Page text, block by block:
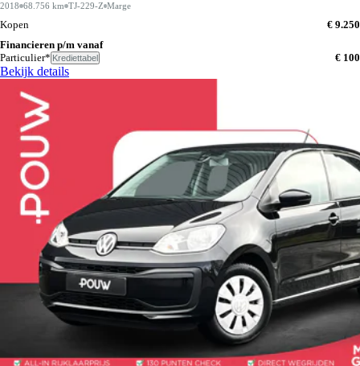
2018 68.756 km TJ-229-Z Marge
Kopen
€ 9.250
Financieren p/m vanaf
Particulier* Krediettabel € 100
Bekijk details